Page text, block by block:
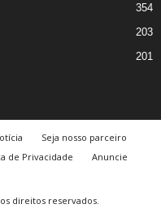
354
203
201
Seja nosso parceiro
de Privacidade
Anuncie
direitos reservados.